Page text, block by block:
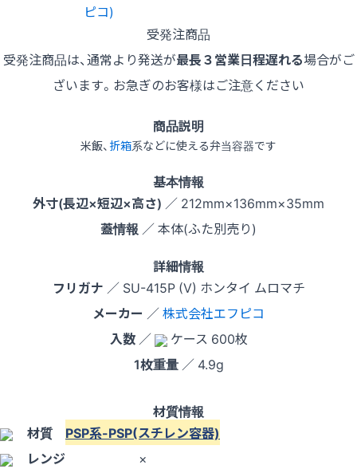
受発注商品
受発注商品は、通常より発送が最長３営業日程遅れる場合がご
ざいます。お急ぎのお客様はご注意ください
商品説明
米飯、 折箱系などに使える弁当容器です
基本情報
外寸(長辺×短辺×高さ) ／ 212mm×136mm×35mm
蓋情報 ／ 本体(ふた別売り)
詳細情報
フリガナ ／ SU-415P (V) ホンタイ ムロマチ
メーカー ／株式会社エフピコ
入数／
ケース 600枚
1枚重量／ 4.9g
材質情報
材質 PSP系-PSP(スチレン容器)
レンジ
×